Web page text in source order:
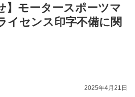
】モータースポーツマ
イセンス印字不備に関
2025年4月21日